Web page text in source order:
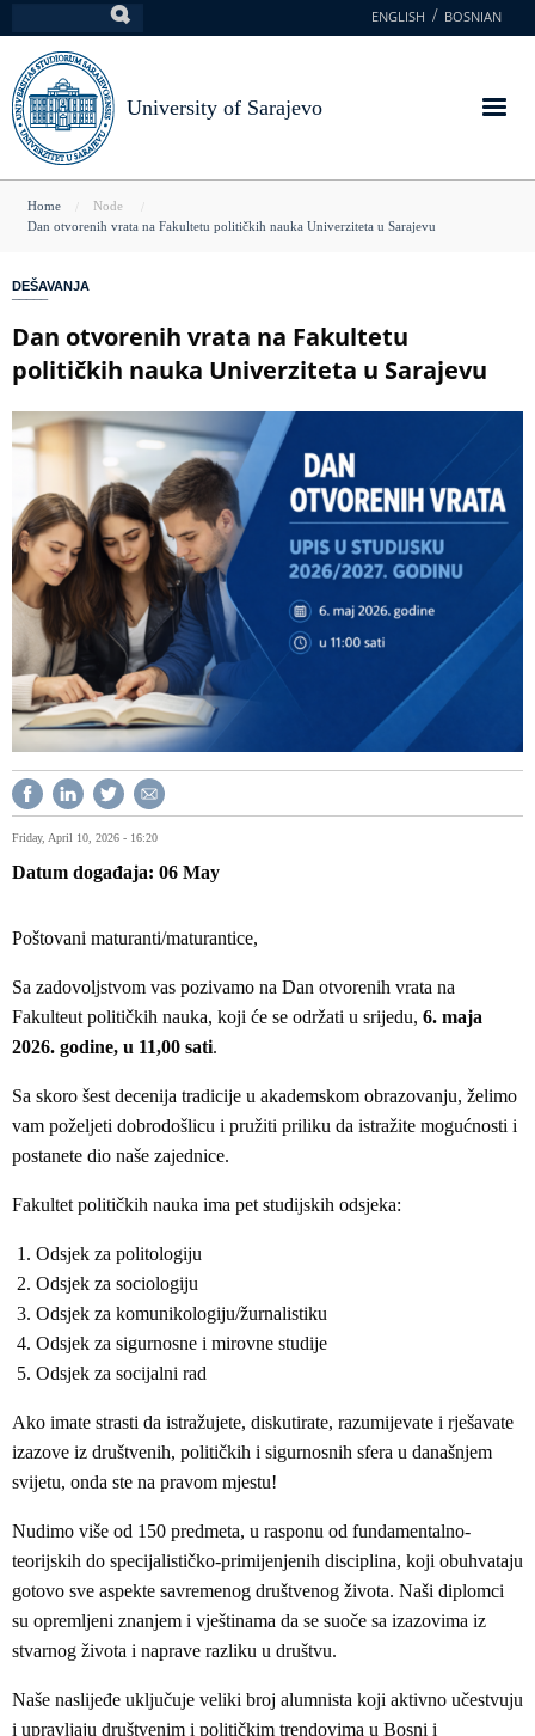
to
main
content
ENGLISH BOSNIAN
University of Sarajevo
You
here
Home
Node
Dan otvorenih vrata na Fakultetu političkih nauka Univerziteta u Sarajevu
DEŠAVANJA
Dan otvorenih vrata na Fakultetu
političkih nauka Univerziteta u Sarajevu
Friday, April 10, 2026 - 16:20
Datum događaja 06 May
Poštovani maturanti/maturantice,
Sa zadovoljstvom vas pozivamo na Dan otvorenih vrata na
Fakulteut političkih nauka, koji će se održati u srijedu, 6. maja
2026. godine, u 11,00 sati.
Sa skoro šest decenija tradicije u akademskom obrazovanju, želimo
vam poželjeti dobrodošlicu i pružiti priliku da istražite mogućnosti i
postanete dio naše zajednice.
Fakultet političkih nauka ima pet studijskih odsjeka:
Odsjek za politologiju
Odsjek za sociologiju
Odsjek za komunikologiju/žurnalistiku
Odsjek za sigurnosne i mirovne studije
Odsjek za socijalni rad
Ako imate strasti da istražujete, diskutirate, razumijevate i rješavate
izazove iz društvenih, političkih i sigurnosnih sfera u današnjem
svijetu, onda ste na pravom mjestu!
Nudimo više od 150 predmeta, u rasponu od fundamentalno-
teorijskih do specijalističko-primijenjenih disciplina, koji obuhvataju
gotovo sve aspekte savremenog društvenog života. Naši diplomci
su opremljeni znanjem i vještinama da se suoče sa izazovima iz
stvarnog života i naprave razliku u društvu.
Naše naslijeđe uključuje veliki broj alumnista koji aktivno učestvuju
i upravljaju društvenim i političkim trendovima u Bosni i